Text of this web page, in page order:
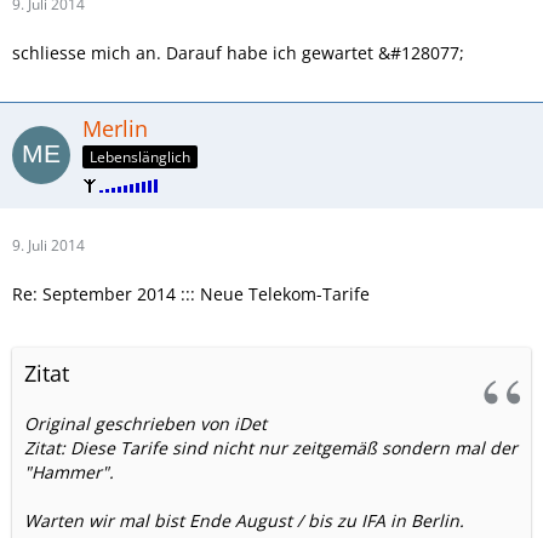
9. Juli 2014
schliesse mich an. Darauf habe ich gewartet &#128077;
Merlin
Lebenslänglich
9. Juli 2014
Re: September 2014 ::: Neue Telekom-Tarife
Zitat
Original geschrieben von iDet
Zitat: Diese Tarife sind nicht nur zeitgemäß sondern mal der
"Hammer".
Warten wir mal bist Ende August / bis zu IFA in Berlin.